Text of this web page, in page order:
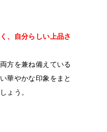
、自分らしい上品さ
方を兼ね備えている
華やかな印象をまと
ょう。